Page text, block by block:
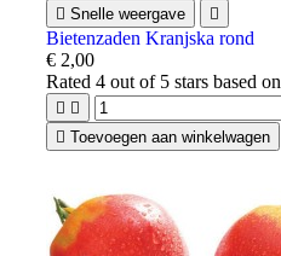
 Snelle weergave 
Bietenzaden Kranjska rond
€ 2,00
Rated4 out of 5 stars based on
 
 Toevoegen aan winkelwagen